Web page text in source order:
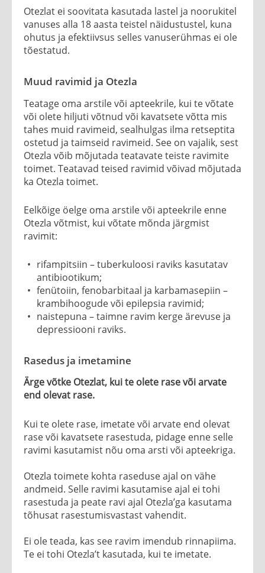
Otezlat ei soovitata kasutada lastel ja noorukitel
vanuses alla 18 aasta teistel näidustustel, kuna
ohutus ja efektiivsus selles vanuserühmas ei ole
tõestatud.
Muud ravimid ja Otezla
Teatage oma arstile või apteekrile, kui te võtate
või olete hiljuti võtnud või kavatsete võtta mis
tahes muid ravimeid, sealhulgas ilma retseptita
ostetud ja taimseid ravimeid. See on vajalik, sest
Otezla võib mõjutada teatavate teiste ravimite
toimet. Teatavad teised ravimid võivad mõjutada
ka Otezla toimet.
Eelkõige öelge oma arstile või apteekrile enne
Otezla võtmist, kui võtate mõnda järgmist
ravimit:
rifampitsiin – tuberkuloosi raviks kasutatav
antibiootikum;
fenütoiin, fenobarbitaal ja karbamasepiin –
krambihoogude või epilepsia ravimid;
naistepuna – taimne ravim kerge ärevuse ja
depressiooni raviks.
Rasedus ja imetamine
Ärge võtke Otezlat, kui te olete rase või arvate
end olevat rase.
Kui te olete rase, imetate või arvate end olevat
rase või kavatsete rasestuda, pidage enne selle
ravimi kasutamist nõu oma arsti või apteekriga.
Otezla toimete kohta raseduse ajal on vähe
andmeid. Selle ravimi kasutamise ajal ei tohi
rasestuda ja peate ravi ajal Otezla’ga kasutama
tõhusat rasestumisvastast vahendit.
Ei ole teada, kas see ravim imendub rinnapiima.
Te ei tohi Otezla’t kasutada, kui te imetate.